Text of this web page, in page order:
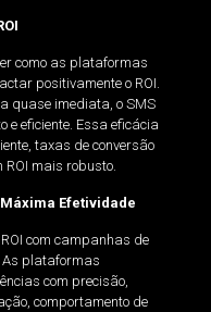
como as plataformas
positivamente o ROI.
quase imediata, o SMS
e eficiente. Essa eficácia
taxas de conversão
mais robusto.
Efetividade
com campanhas de
As plataformas
com precisão,
comportamento de